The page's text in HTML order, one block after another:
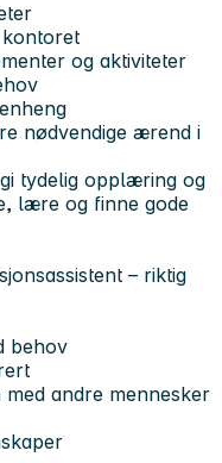
og aktiviteter
nødvendige ærend i
tydelig opplæring og
lære og finne gode
– riktig
behov
andre mennesker